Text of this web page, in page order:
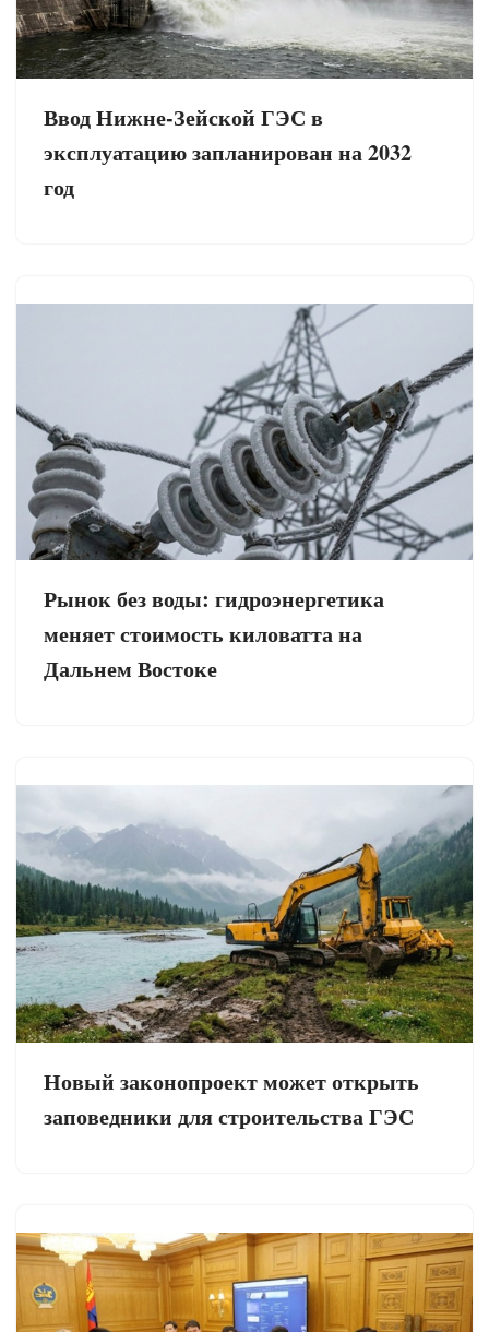
Ввод Нижне-Зейской ГЭС в
эксплуатацию запланирован на 2032
год
Рынок без воды: гидроэнергетика
меняет стоимость киловатта на
Дальнем Востоке
Новый законопроект может открыть
заповедники для строительства ГЭС